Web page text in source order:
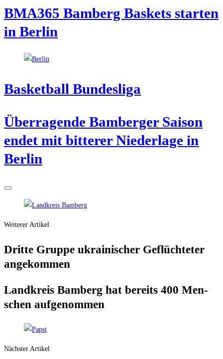
BMA365 Bam­berg Bas­kets star­ten
in Berlin
Bas­ket­ball Bundesliga
Über­ra­gen­de Bam­ber­ger Sai­son
endet mit bit­te­rer Nie­der­la­ge in
Berlin
Weiterer Artikel
Drit­te Grup­pe ukrai­ni­scher Geflüch­te­ter
angekommen
Land­kreis Bam­berg hat bereits 400 Men­
schen aufgenommen
Nächster Artikel